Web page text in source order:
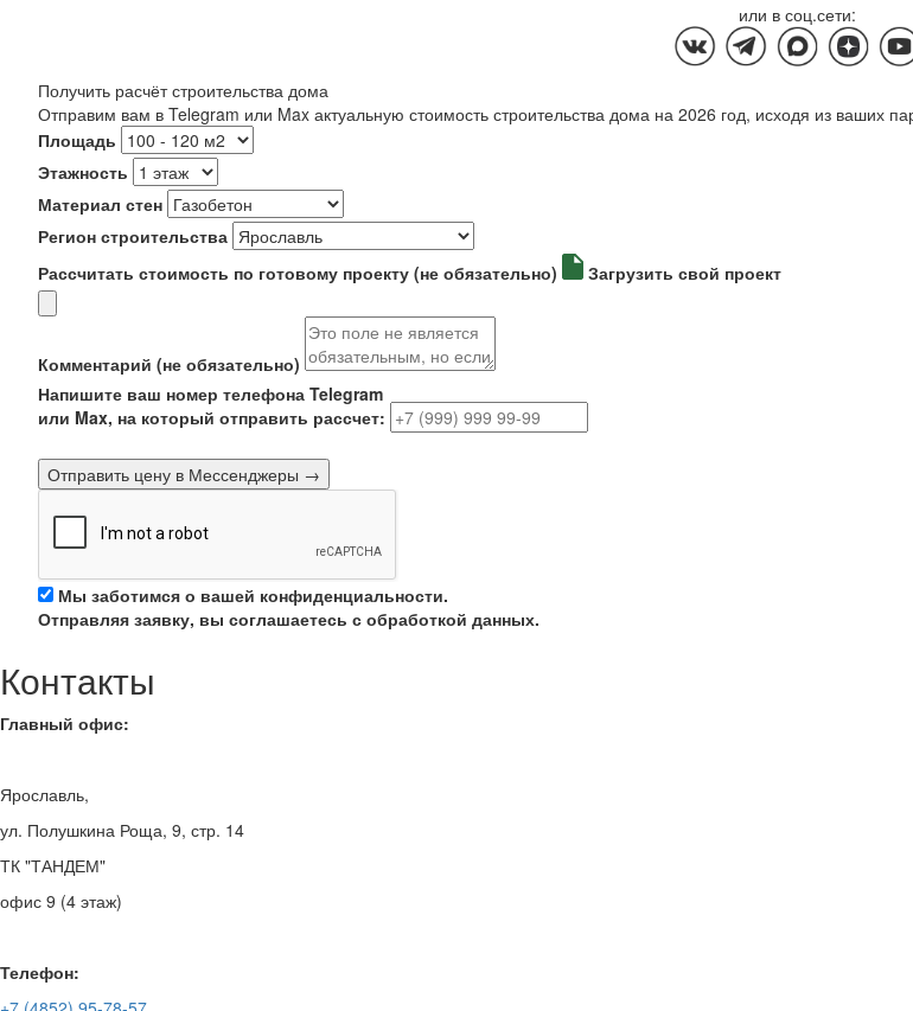
или в соц.сети:
Получить расчёт строительства дома
Отправим вам в Telegram или Max актуальную стоимость строительства дома на 2026 год, исходя из ваших
Площадь
Этажность
Материал стен
Регион строительства
Рассчитать стоимость по готовому проекту (не обязательно)
Загрузить свой проект
Комментарий (не обязательно)
Напишите ваш номер телефона Telegram
или Max, на который отправить рассчет:
Отправить цену в Мессенджеры →
Мы заботимся о вашей конфиденциальности.
Отправляя заявку, вы соглашаетесь с обработкой данных.
Контакты
Главный офис:
Ярославль,
ул. Полушкина Роща, 9, стр. 14
ТК "ТАНДЕМ"
офис 9 (4 этаж)
Телефон: